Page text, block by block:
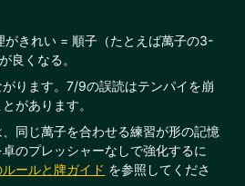
がきれい = 順子（たとえば萬子の3-
良くなる。
ります。7/9の誤読はテンパイを崩
があります。
同じ萬子を合わせる練習が形の記憶
のプレッシャーなしで強化するに
ールと牌ガイド を参照してくださ